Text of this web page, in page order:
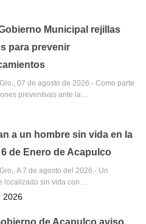
Municipal rejillas
para prevenir
07 de agosto de 2026.- Como parte
preventivas ante la…
a un hombre sin vida en la
de Enero de Acapulco
A 7 de agosto del 2026.- Un
localizado sin vida con…
2026